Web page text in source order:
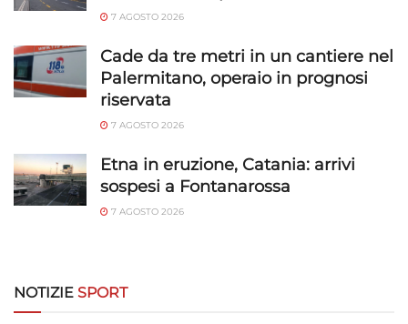
Abbinare e combinare dati provenienti da altre
Identificare i dispositivi in base alle informazioni
trasmesse automaticamente.
Utilizzare dati di geolocalizzazione precisi,
richieste attivamente.
Garantire la sicurezza, prevenire e
privacy.
7 AGOSTO 2026
Cade da tre metri in un cantiere nel
Palermitano, operaio in prognosi
riservata
7 AGOSTO 2026
Etna in eruzione, Catania: arrivi
sospesi a Fontanarossa
7 AGOSTO 2026
NOTIZIE SPORT